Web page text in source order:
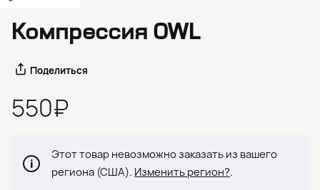
Компрессия OWL
Поделиться
550₽
Этот товар невозможно заказать из вашего
региона (США). Изменить регион?.